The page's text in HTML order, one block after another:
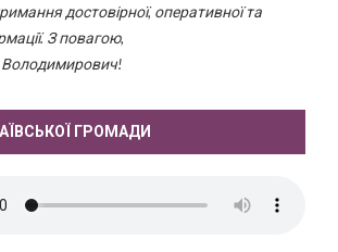
достовірної, оперативної та
З повагою,
ГРОМАДИ